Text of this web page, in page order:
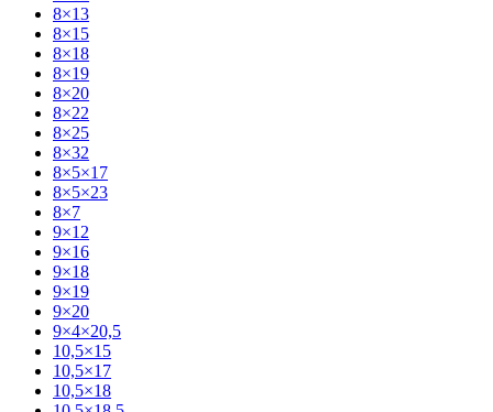
8×13
8×15
8×18
8×19
8×20
8×22
8×25
8×32
8×5×17
8×5×23
8×7
9×12
9×16
9×18
9×19
9×20
9×4×20,5
10,5×15
10,5×17
10,5×18